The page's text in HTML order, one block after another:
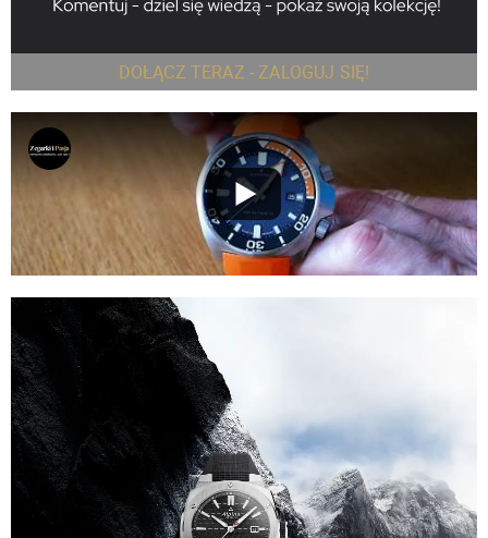
DOŁĄCZ TERAZ - ZALOGUJ SIĘ!